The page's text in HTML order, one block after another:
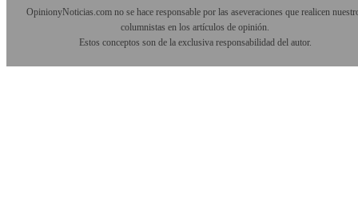
OpinionyNoticias.com no se hace responsable por las aseveraciones que realicen
columnistas en los artículos de opinión.
Estos conceptos son de la exclusiva responsabilidad del autor.